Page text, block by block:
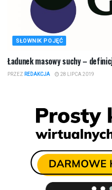
SŁOWNIK POJĘĆ
Ładunek masowy suchy –
PRZEZ REDAKCJA 28 LIPCA 2019